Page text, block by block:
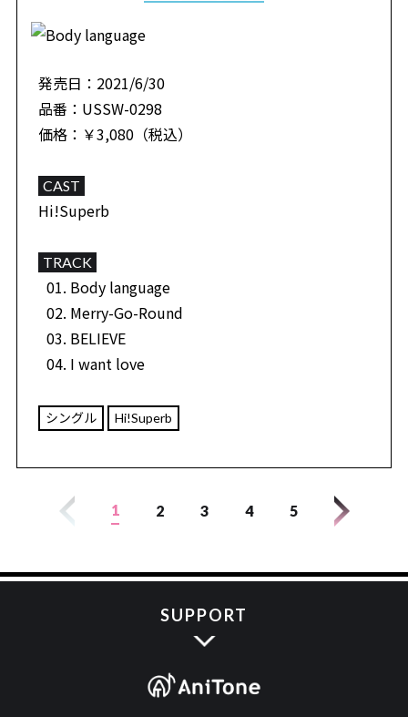
発売日：2021/6/30
品番：USSW-0298
価格：￥3,080（税込）
CAST
Hi!Superb
TRACK
Body language
Merry-Go-Round
BELIEVE
I want love
シングル Hi!Superb
1 2 3 4 5
SUPPORT